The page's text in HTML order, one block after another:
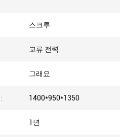
스크루
교류 전력
그래요
1400*950*1350
1년